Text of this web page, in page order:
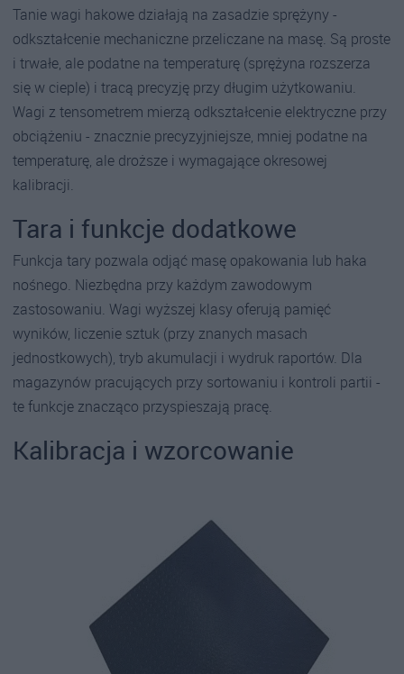
Tanie wagi hakowe działają na zasadzie sprężyny -
odkształcenie mechaniczne przeliczane na masę. Są proste
i trwałe, ale podatne na temperaturę (sprężyna rozszerza
się w cieple) i tracą precyzję przy długim użytkowaniu.
Wagi z tensometrem mierzą odkształcenie elektryczne przy
obciążeniu - znacznie precyzyjniejsze, mniej podatne na
temperaturę, ale droższe i wymagające okresowej
kalibracji.
Tara i funkcje dodatkowe
Funkcja tary pozwala odjąć masę opakowania lub haka
nośnego. Niezbędna przy każdym zawodowym
zastosowaniu. Wagi wyższej klasy oferują pamięć
wyników, liczenie sztuk (przy znanych masach
jednostkowych), tryb akumulacji i wydruk raportów. Dla
magazynów pracujących przy sortowaniu i kontroli partii -
te funkcje znacząco przyspieszają pracę.
Kalibracja i wzorcowanie